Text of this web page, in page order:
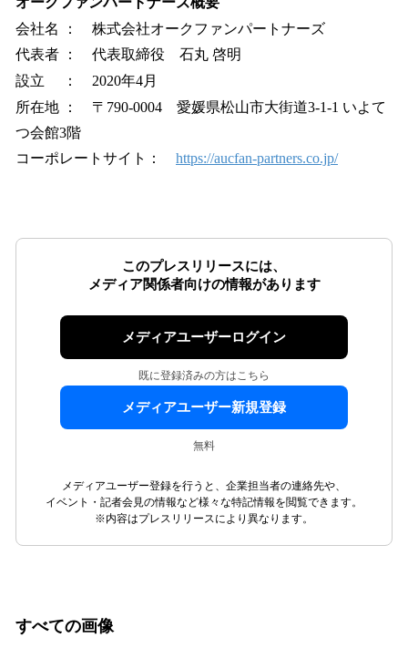
会社名 ： 株式会社オークファンパートナーズ
代表者 ： 代表取締役 石丸 啓明
設立 ： 2020年4月
所在地 ： 〒790-0004 愛媛県松山市大街道3-1-1 いよて
つ会館3階
コーポレートサイト： https://aucfan-partners.co.jp/
このプレスリリースには、
メディア関係者向けの情報があります
メディアユーザーログイン
既に登録済みの方はこちら
メディアユーザー新規登録
無料
メディアユーザー登録を行うと、企業担当者の連絡先や、
イベント・記者会見の情報など様々な特記情報を閲覧できます。
※内容はプレスリリースにより異なります。
すべての画像